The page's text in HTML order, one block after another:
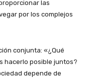
las
por los complejos
conjunta: «¿Qué
hacerlo posible juntos?
depende de